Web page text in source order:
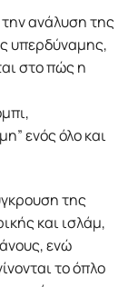
ανάλυση της
υπερδύναμης,
στο πώς η
ενός όλο και
της
και ισλάμ,
ενώ
το όπλο